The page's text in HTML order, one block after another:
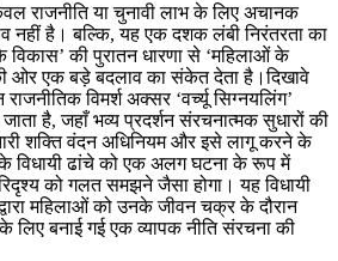
राजनीति या चुनावी लाभ के लिए अचानक
नहीं है। बल्कि, यह एक दशक लंबी निरंतरता का
विकास’ की पुरातन धारणा से ‘महिलाओं के
ओर एक बड़े बदलाव का संकेत देता है।दिखावे
विमर्श अक्सर ‘वर्च्यू सिग्नयलिंग’
है, जहाँ भव्य प्रदर्शन संरचनात्मक सुधारों की
शक्ति वंदन अधिनियम और इसे लागू करने के
के विधायी ढांचे को एक अलग घटना के रूप में
को गलत समझने जैसा होगा। यह विधायी
महिलाओं को उनके जीवन चक्र के दौरान
बनाई गई एक व्यापक नीति संरचना की